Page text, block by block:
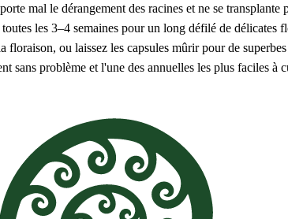
mal le dérangement des racines et ne se transplante
toutes les 3–4 semaines pour un long défilé de
floraison, ou laissez les capsules mûrir pour de
sans problème et l'une des annuelles les plus faciles à